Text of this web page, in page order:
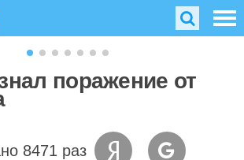
поражение от
8471 раз